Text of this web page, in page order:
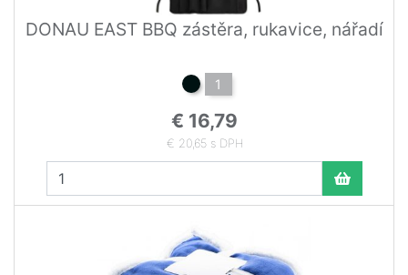
DONAU EAST BBQ zástěra, rukavice, nářadí
1
€ 16,79
€ 20,65 s DPH